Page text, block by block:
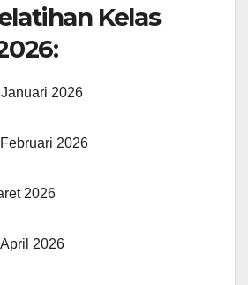
Kelas
2026
2026
2026
2026